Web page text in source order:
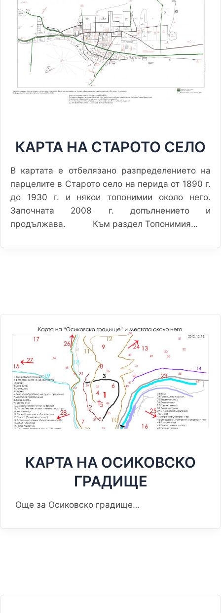
КАРТА НА СТАРОТО СЕЛО
В картата е отбелязано разпределението на
парцелите в Старото село на перида от 1890 г.
до 1930 г. и някои топонимии около него.
Започната 2008 г. допълнението и
продължава. Към раздел Топонимия…
КАРТА НА ОСИКОВСКО
ГРАДИЩЕ
Още за Осиковско градище…